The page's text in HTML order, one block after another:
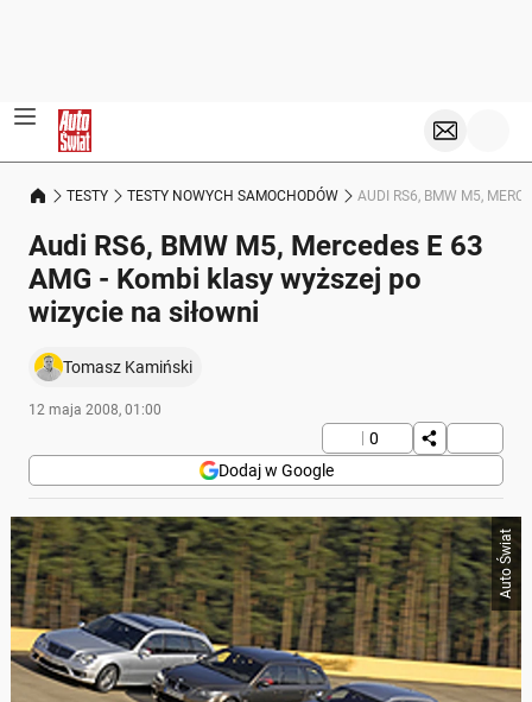
TESTY TESTY NOWYCH SAMOCHODÓW AUDI RS6, BMW M5,
Audi RS6, BMW M5, Mercedes E 63
AMG - Kombi klasy wyższej po
wizycie na siłowni
Tomasz Kamiński
12 maja 2008, 01:00
0
Dodaj w Google
Auto Świat